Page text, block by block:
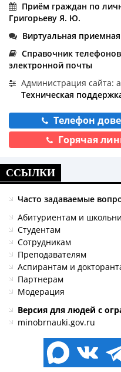
Приём граждан по
Григорьеву Я. Ю.
Виртуальная приемная
Справочник
электронной почты
Администрация сайта:
Техническая
Телефон
Горячая
ССЫЛКИ
Часто задаваемые
Абитуриентам и
Студентам
Сотрудникам
Преподавателям
Аспирантам и
Партнерам
Модерация
Версия для людей с
minobrnauki.gov.ru